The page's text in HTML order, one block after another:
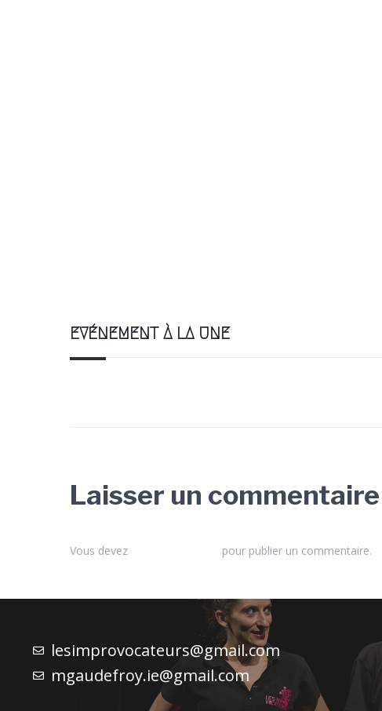
EVÉNEMENT À LA UNE
Laisser un commentaire
Vous devez pour publier un commentaire.
lesimprovocateurs@gmail.com
mgaudefroy.ie@gmail.com